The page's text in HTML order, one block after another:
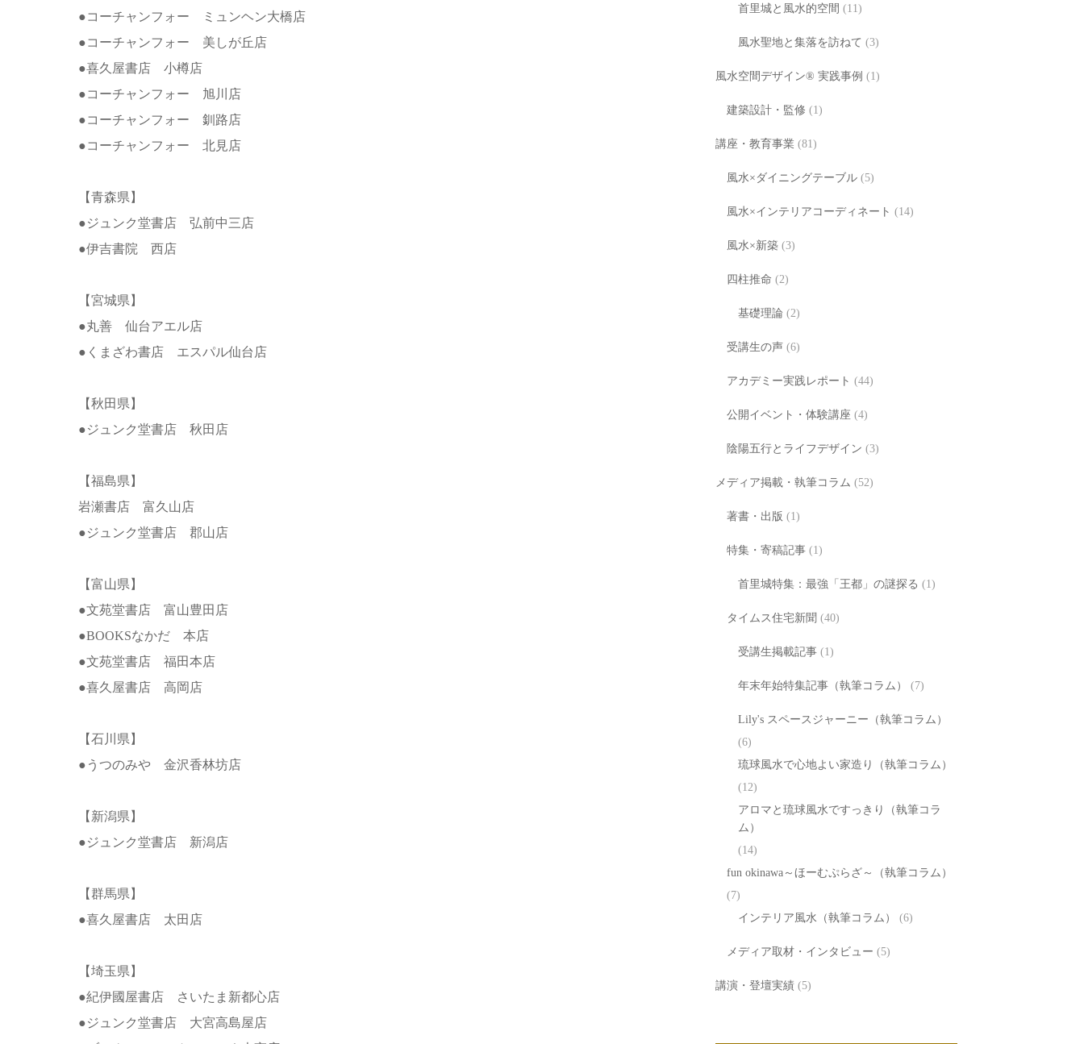
●コーチャンフォー ミュンヘン大橋店
●コーチャンフォー 美しが丘店
●喜久屋書店 小樽店
●コーチャンフォー 旭川店
●コーチャンフォー 釧路店
●コーチャンフォー 北見店
【青森県】
●ジュンク堂書店 弘前中三店
●伊吉書院 西店
【宮城県】
●丸善 仙台アエル店
●くまざわ書店 エスパル仙台店
【秋田県】
●ジュンク堂書店 秋田店
【福島県】
岩瀬書店 富久山店
●ジュンク堂書店 郡山店
【富山県】
●文苑堂書店 富山豊田店
●BOOKSなかだ 本店
●文苑堂書店 福田本店
●喜久屋書店 高岡店
【石川県】
●うつのみや 金沢香林坊店
【新潟県】
●ジュンク堂書店 新潟店
【群馬県】
●喜久屋書店 太田店
【埼玉県】
●紀伊國屋書店 さいたま新都心店
●ジュンク堂書店 大宮高島屋店
首里城と風水的空間 (11)
風水聖地と集落を訪ねて (3)
風水空間デザイン® 実践事例 (1)
建築設計・監修 (1)
講座・教育事業 (81)
風水×ダイニングテーブル(5)
風水×インテリアコーディネート (14)
風水×新築(3)
四柱推命 (2)
基礎理論(2)
受講生の声(6)
アカデミー実践レポート (44)
公開イベント・体験講座 (4)
陰陽五行とライフデザイン (3)
メディア掲載・執筆コラム (52)
著書・出版 (1)
特集・寄稿記事(1)
首里城特集：最強「王都」の謎探る (1)
タイムス住宅新聞 (40)
受講生掲載記事(1)
年末年始特集記事（執筆コラム） (7)
Lily's スペースジャーニー（執筆コラム）
(6)
琉球風水で心地よい家造り（執筆コラム）
(12)
アロマと琉球風水ですっきり（執筆コラ
ム）
(14)
fun okinawa～ほーむぷらざ～（執筆コラム）
(7)
インテリア風水（執筆コラム）
(6)
メディア取材・インタビュー (5)
講演・登壇実績(5)